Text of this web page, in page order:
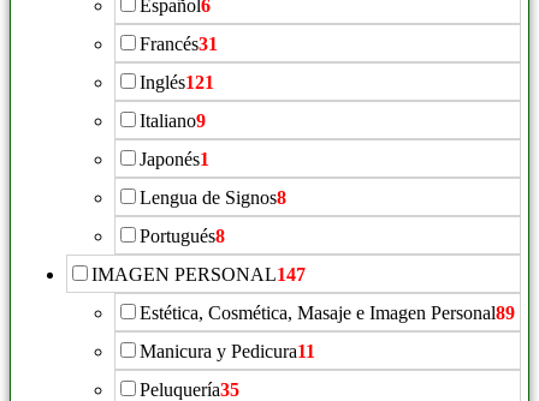
Español6
Francés31
Inglés121
Italiano9
Japonés1
Lengua de Signos8
Portugués8
IMAGEN PERSONAL147
Estética, Cosmética, Masaje e Imagen Personal89
Manicura y Pedicura11
Peluquería35